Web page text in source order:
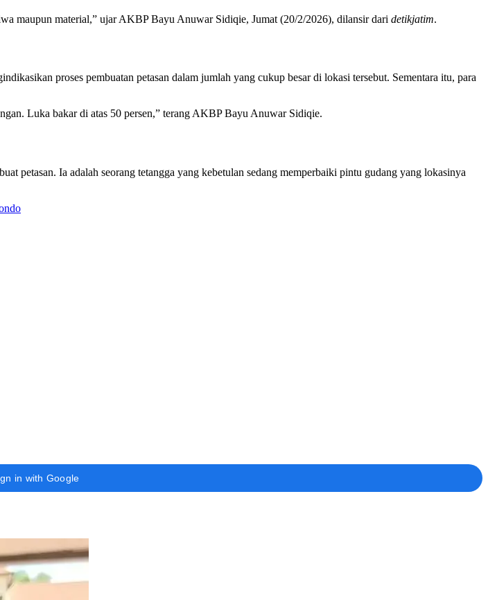
maupun material,” ujar AKBP Bayu Anuwar Sidiqie, Jumat (20/2/2026), dilansir dari detikjatim.
proses pembuatan petasan dalam jumlah yang cukup besar di lokasi tersebut. Sementara itu, para
Luka bakar di atas 50 persen,” terang AKBP Bayu Anuwar Sidiqie.
petasan. Ia adalah seorang tetangga yang kebetulan sedang memperbaiki pintu gudang yang lokasinya
in with Google